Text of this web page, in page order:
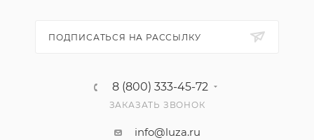
ПОДПИСАТЬСЯ НА РАССЫЛКУ
8 (800) 333-45-72
ЗАКАЗАТЬ ЗВОНОК
info@luza.ru